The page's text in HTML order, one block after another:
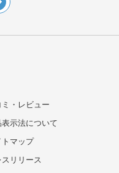
ミ・レビュー
表示法について
トマップ
スリリース